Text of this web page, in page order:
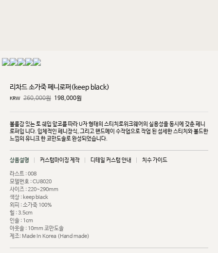
리차드 소가죽 페니로퍼(keep black)
KRW 260,000원 198,000원
볼륨감 있는 토 쉐입 앞코를 따라 U자 형태의 스티치로위크웨어의 실용성을 동시에 갖춘 페니
로퍼입 니다. 입체적인 페니장식, 그리고 핸드메이 수작업으로 작업 된 섬세한 스티치와 볼드한
느낌의 유니크한 코만도솔로 완성되었습니다.
상품설명 커스텀마이징 제작 디테일 커스텀 안내 치수 가이드
라스트 : 008
모델번호 : CU8020
사이즈 : 220~290mm
색상 : keep black
외피 : 소가죽 100%
힐 : 3.5cm
인솔 : 1cm
아웃솔 : 10mm 코만도솔
제조: Made In Korea (Hand made)